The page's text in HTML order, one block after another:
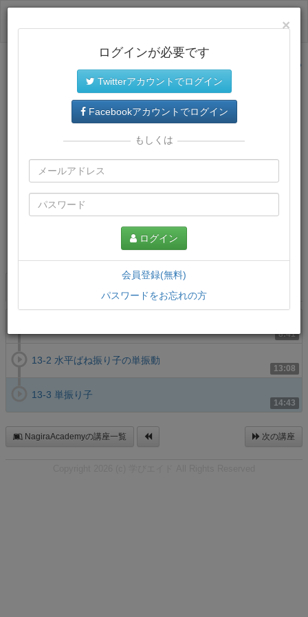
サイトトップに戻る
8:41
13:08
13-2 水平ばね振り子の単振動
14:43
13-3 単振り子
NagiraAcademyの講座一覧 次の講座
×
ログインが必要です
Twitterアカウントでログイン
Facebookアカウントでログイン
もしくは
ログイン
会員登録(無料)
パスワードをお忘れの方